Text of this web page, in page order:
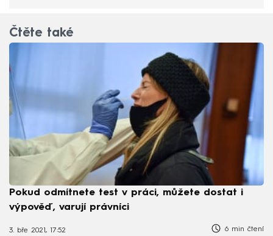
Čtěte také
Pokud odmítnete test v práci, můžete dostat i
výpověď, varují právníci
3. bře 2021, 17:52 6 min čtení